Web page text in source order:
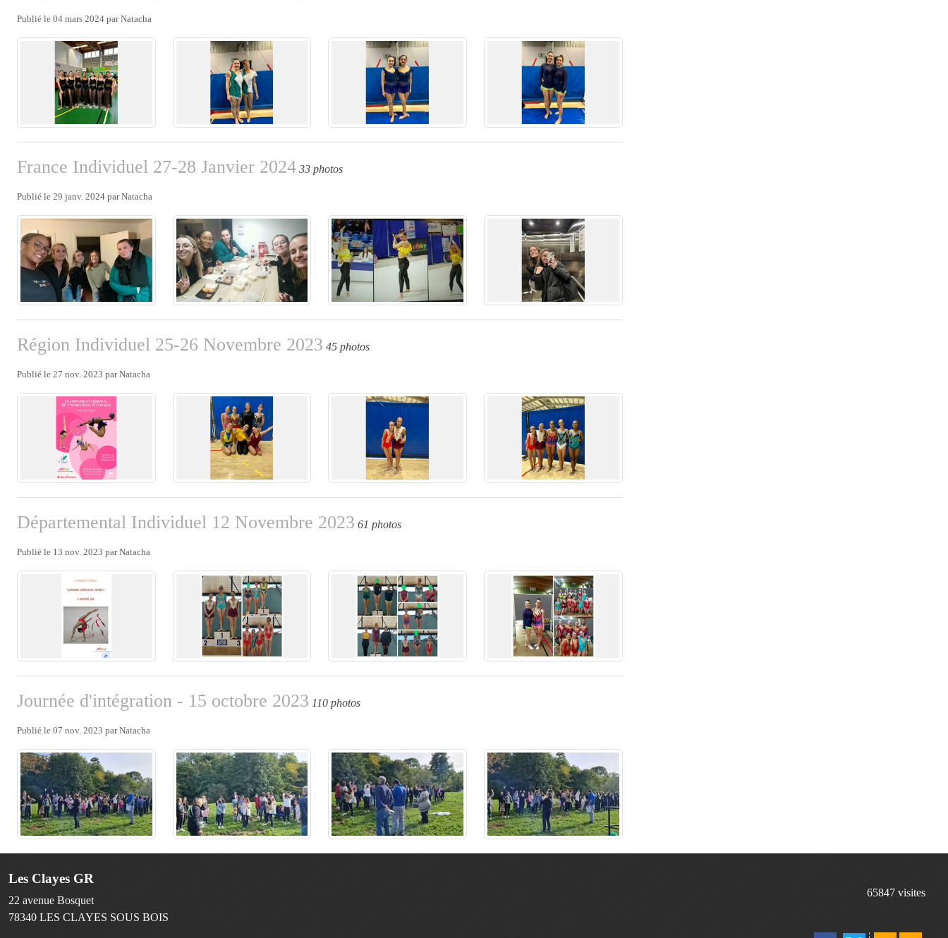
Publié le 04 mars 2024 parNatacha
France Individuel 27-28 Janvier 2024 33 photos
Publié le 29 janv. 2024 parNatacha
Région Individuel 25-26 Novembre 2023 45 photos
Publié le 27 nov. 2023 parNatacha
Départemental Individuel 12 Novembre 2023 61 photos
Publié le 13 nov. 2023 parNatacha
Journée d'intégration - 15 octobre 2023 110 photos
Publié le 07 nov. 2023 parNatacha
Les Clayes GR
22 avenue Bosquet
78340 LES CLAYES SOUS BOIS
65847 visites